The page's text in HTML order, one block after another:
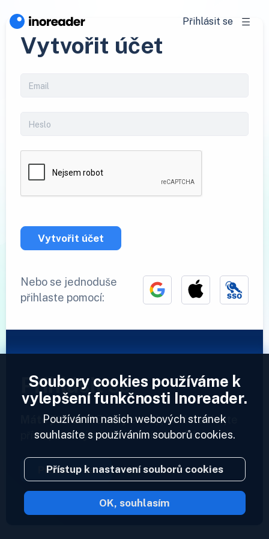
Přihlásit se
Vytvořit účet
Vytvořit účet
Nebo se jednoduše
přihlaste pomocí:
Přihlásit se
Máte již účet?Zadejte svůj profil a získejte
přístup ke svým informačním kanálům.
Přihlásit se
2023 © Inoreader
Soubory cookies používáme k
vylepšení funkčnosti Inoreader.
Používáním našich webových stránek
souhlasíte s používáním souborů cookies.
Přístup k nastavení souborů cookies
OK, souhlasím